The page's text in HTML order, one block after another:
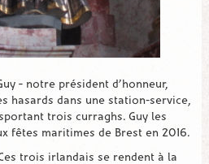
– notre président d’honneur,
hasards dans une station-service,
trois curraghs. Guy les
fêtes maritimes de Brest en 2016.
trois irlandais se rendent à la